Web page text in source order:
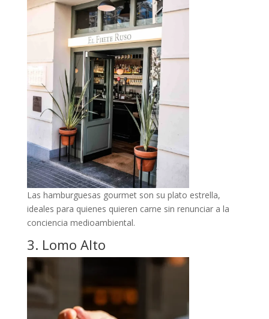
Las hamburguesas gourmet son su plato estrella,
ideales para quienes quieren carne sin renunciar a la
conciencia medioambiental.
3. Lomo Alto